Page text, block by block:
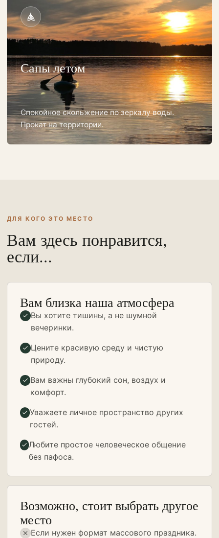
Сапы летом
Спокойное скольжение по зеркалу воды.
Прокат на территории.
ДЛЯ КОГО ЭТО МЕСТО
Вам здесь понравится,
если...
Вам близка наша атмосфера
Вы хотите тишины, а не шумной
вечеринки.
Цените красивую среду и чистую
природу.
Вам важны глубокий сон, воздух и
комфорт.
Уважаете личное пространство других
гостей.
Любите простое человеческое общение
без пафоса.
Возможно, стоит выбрать другое
место
Если нужен формат массового праздника.